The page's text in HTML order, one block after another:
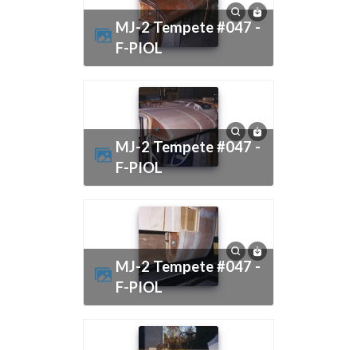
MJ-2 Tempete #047 -
F-PIOL
MJ-2 Tempete #047 -
F-PIOL
MJ-2 Tempete #047 -
F-PIOL